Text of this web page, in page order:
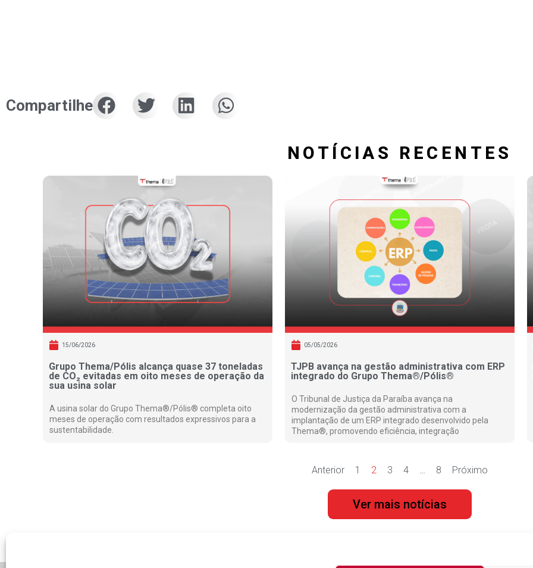
Compartilhe
NOTÍCIAS RECENTES
15/06/2026
Grupo Thema/Pólis alcança quase 37 toneladas
de CO₂ evitadas em oito meses de operação da
sua usina solar
A usina solar do Grupo Thema®/Pólis® completa oito
meses de operação com resultados expressivos para a
sustentabilidade.
05/05/2026
TJPB avança na gestão administrativa com ERP
integrado do Grupo Thema®/Pólis®
O Tribunal de Justiça da Paraíba avança na
modernização da gestão administrativa com a
implantação de um ERP integrado desenvolvido pela
Thema®, promovendo eficiência, integração
Anterior 1 2 3 4 8 Próximo
Ver mais notícias